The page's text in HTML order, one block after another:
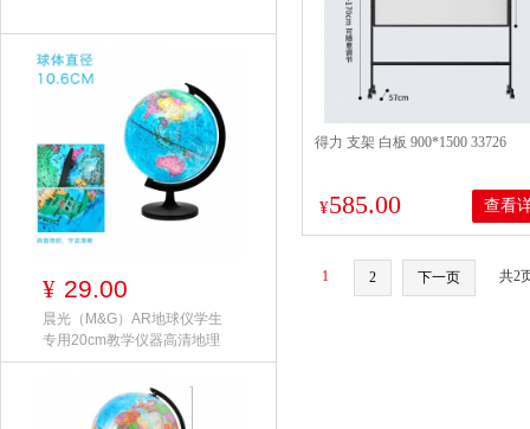
¥ 29.00
晨光（M&G）AR地球仪学生
专用20cm教学仪器高清地理
得力 支架 白板 900*1500 33726
¥585.00 查看
1 2 下一页 共2